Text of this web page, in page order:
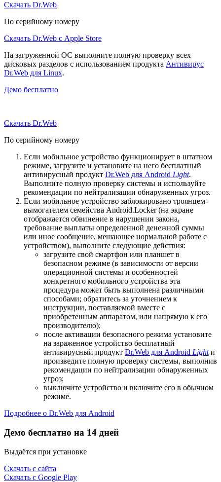
Скачать Dr.Web
По серийному номеру
Скачать Dr.Web с Apple Store
На загруженной ОС выполните полную проверку всех
дисковых разделов с использованием продукта Антивирус
Dr.Web для Linux.
Демо бесплатно
Скачать Dr.Web
По серийному номеру
Если мобильное устройство функционирует в штатном
режиме, загрузите и установите на него бесплатный
антивирусный продукт Dr.Web для Android Light.
Выполните полную проверку системы и используйте
рекомендации по нейтрализации обнаруженных угроз.
Если мобильное устройство заблокировано троянцем-
вымогателем семейства Android.Locker (на экране
отображается обвинение в нарушении закона,
требование выплаты определенной денежной суммы
или иное сообщение, мешающее нормальной работе с
устройством), выполните следующие действия:
загрузите свой смартфон или планшет в
безопасном режиме (в зависимости от версии
операционной системы и особенностей
конкретного мобильного устройства эта
процедура может быть выполнена различными
способами; обратитесь за уточнением к
инструкции, поставляемой вместе с
приобретенным аппаратом, или напрямую к его
производителю);
после активации безопасного режима установите
на зараженное устройство бесплатный
антивирусный продукт Dr.Web для Android Lightи
произведите полную проверку системы, выполнив
рекомендации по нейтрализации обнаруженных
угроз;
выключите устройство и включите его в обычном
режиме.
Подробнее о Dr.Web для Android
Демо бесплатно на 14 дней
Выдаётся при установке
Скачать с сайта
Скачать с Google Play